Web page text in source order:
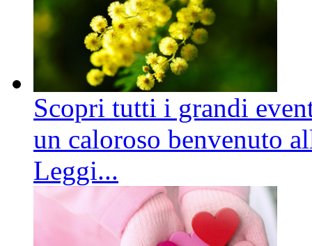
Scopri tutti i grandi
un caloroso benvenuto
Leggi...